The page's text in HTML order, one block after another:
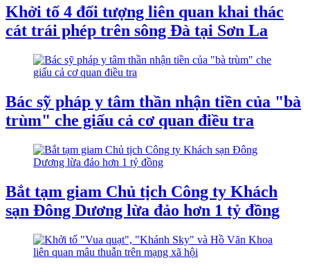
Khởi tố 4 đối tượng liên quan khai thác
cát trái phép trên sông Đà tại Sơn La
Bác sỹ pháp y tâm thần nhận tiền của "bà
trùm" che giấu cả cơ quan điều tra
Bắt tạm giam Chủ tịch Công ty Khách
sạn Đông Dương lừa đảo hơn 1 tỷ đồng